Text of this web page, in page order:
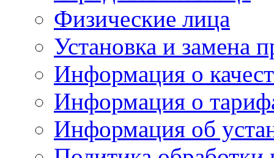
Физические лица
Установка и замена
Информация о
Информация о
Информация об